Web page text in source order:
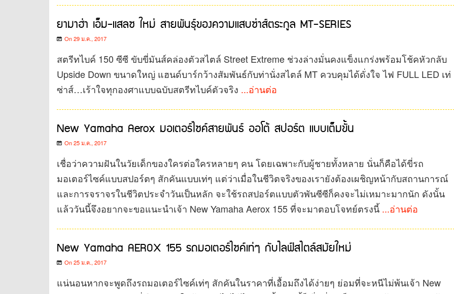
ยามาฮ่า เอ็ม-แสลซ ใหม่ สายพันธุ์ของความแสบซ่าส์ตระกูล MT-SERIES
On 29 ม.ค., 2017
สตรีทไบค์ 150 ซีซี ขับขี่มันส์คล่องตัวสไตล์ Street Extreme ช่วงล่างมั่นคงแข็งแกร่งพร้อมโช้คหัวกลับ
Upside Down ขนาดใหญ่ แฮนด์บาร์กว้างสัมพันธ์กับท่านั่งสไตล์ MT ควบคุมได้ดั่งใจ ไฟ FULL LED เท่
ซ่าส์…เร้าใจทุกองศาแบบฉบับสตรีทไบค์ตัวจริง ...อ่านต่อ
New Yamaha Aerox มอเตอร์ไซค์สายพันธ์ ออโต้ สปอร์ต แบบเต็มขั้น
On 25 ม.ค., 2017
เชื่อว่าความฝันในวัยเด็กของใครต่อใครหลายๆ คน โดยเฉพาะกับผู้ชายทั้งหลาย นั่นก็คือได้ขี่รถ
มอเตอร์ไซค์แบบสปอร์ตๆ สักคันแบบเท่ๆ แต่ว่าเมื่อในชีวิตจริงของเรายังต้องเผชิญหน้ากับสถานการณ์
และการจราจรในชีวิตประจำวันเป็นหลัก จะใช้รถสปอร์ตแบบตัวพันซีซีก็คงจะไม่เหมาะมากนัก ดังนั้น
แล้ววันนี้จึงอยากจะขอแนะนำเจ้า New Yamaha Aerox 155 ที่จะมาตอบโจทย์ตรงนี้ ...อ่านต่อ
New Yamaha AEROX 155 รถมอเตอร์ไซค์เท่ๆ กับไลฟ์สไตล์สมัยใหม่
On 25 ม.ค., 2017
แน่นอนหากจะพูดถึงรถมอเตอร์ไซค์เท่ๆ สักคันในราคาที่เอื้อมถึงได้ง่ายๆ ย่อมที่จะหนีไม่พ้นเจ้า New